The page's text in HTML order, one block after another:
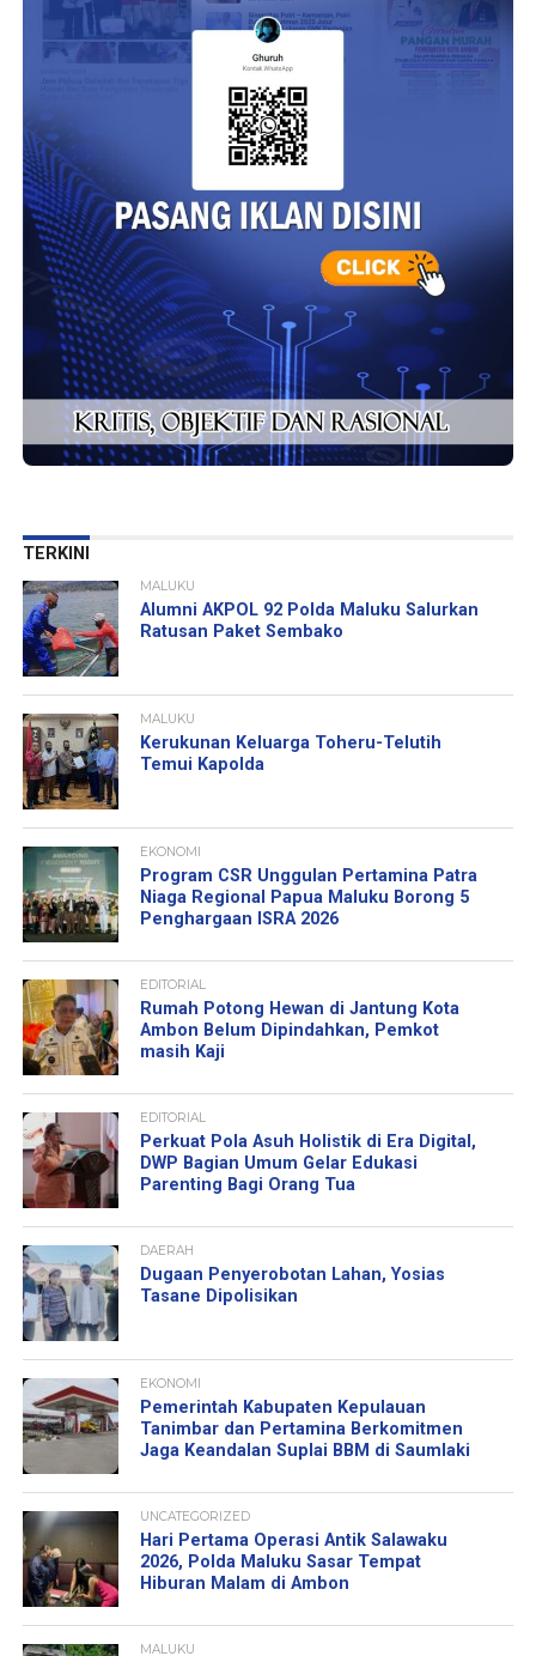
TERKINI
MALUKU
Alumni AKPOL 92 Polda Maluku Salurkan
Ratusan Paket Sembako
MALUKU
Kerukunan Keluarga Toheru-Telutih
Temui Kapolda
EKONOMI
Program CSR Unggulan Pertamina Patra
Niaga Regional Papua Maluku Borong 5
Penghargaan ISRA 2026
EDITORIAL
Rumah Potong Hewan di Jantung Kota
Ambon Belum Dipindahkan, Pemkot
masih Kaji
EDITORIAL
Perkuat Pola Asuh Holistik di Era Digital,
DWP Bagian Umum Gelar Edukasi
Parenting Bagi Orang Tua
DAERAH
Dugaan Penyerobotan Lahan, Yosias
Tasane Dipolisikan
EKONOMI
Pemerintah Kabupaten Kepulauan
Tanimbar dan Pertamina Berkomitmen
Jaga Keandalan Suplai BBM di Saumlaki
UNCATEGORIZED
Hari Pertama Operasi Antik Salawaku
2026, Polda Maluku Sasar Tempat
Hiburan Malam di Ambon
MALUKU